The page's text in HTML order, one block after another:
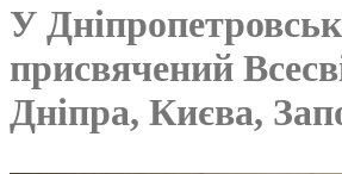
У
присвячений
Дніпра, Києва,